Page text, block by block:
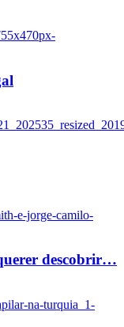
e-jorge-camilo-
descobrir…
na-turquia_1-